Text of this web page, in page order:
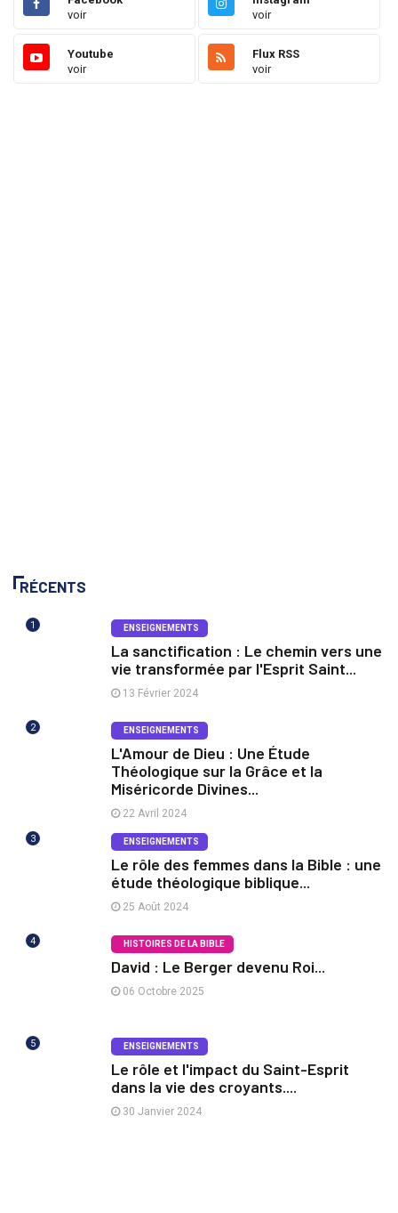
voir
voir
Youtube
voir
Flux RSS
voir
RÉCENTS
1 ENSEIGNEMENTS
La sanctification : Le chemin vers une
vie transformée par l'Esprit Saint...
13 Février 2024
2 ENSEIGNEMENTS
L'Amour de Dieu : Une Étude
Théologique sur la Grâce et la
Miséricorde Divines...
22 Avril 2024
3 ENSEIGNEMENTS
Le rôle des femmes dans la Bible : une
étude théologique biblique...
25 Août 2024
4 HISTOIRES DE LA BIBLE
David : Le Berger devenu Roi...
06 Octobre 2025
5 ENSEIGNEMENTS
Le rôle et l'impact du Saint-Esprit
dans la vie des croyants....
30 Janvier 2024